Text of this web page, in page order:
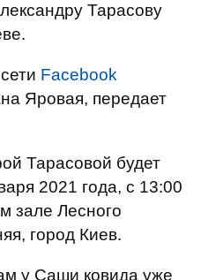
Тарасову
Facebook
Яровая, передает
Тарасовой будет
2021 года, с 13:00
зале Лесного
город Киев.
у Саши ковида уже